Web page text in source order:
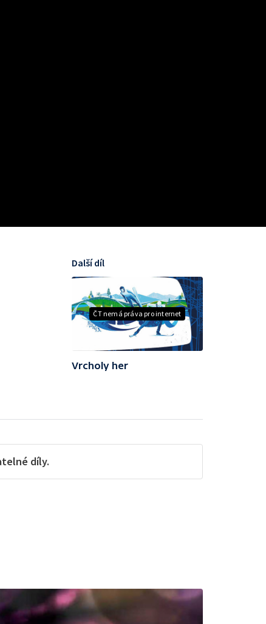
ČT nemá práva pro internet
Další díl
Vrcholy her
díly.